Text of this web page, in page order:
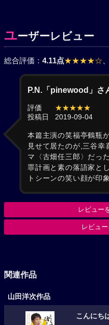
ユーザーレビュー
総合評価： 4.11点★★★★☆
P.N.「pinewood」さ
評価
★★★★★
投稿日
2019-09-04
本篇主演の笑福亭鶴瓶
見せて居たのが,三谷
マ〈古畑任三郎〉だっ
罪計画と素の落語家と
トシーンの笑い顔が印
レビュー
レビュ
関連作品
山田洋次作品
こんにち